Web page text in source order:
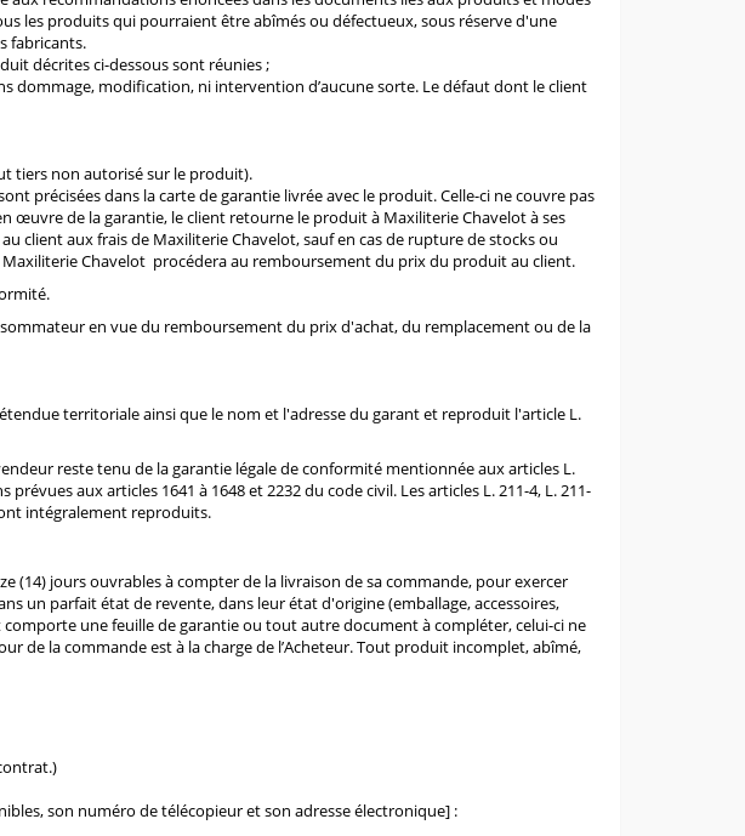
les produits qui pourraient être abîmés ou défectueux, sous réserve d'une
fabricants.
décrites ci-dessous sont réunies ;
dommage, modification, ni intervention d’aucune sorte. Le défaut dont le client
tiers non autorisé sur le produit).
précisées dans la carte de garantie livrée avec le produit. Celle-ci ne couvre pas
œuvre de la garantie, le client retourne le produit à Maxiliterie Chavelot à ses
client aux frais de Maxiliterie Chavelot, sauf en cas de rupture de stocks ou
Chavelot procédera au remboursement du prix du produit au client.
en vue du remboursement du prix d'achat, du remplacement ou de la
territoriale ainsi que le nom et l'adresse du garant et reproduit l'article L.
reste tenu de la garantie légale de conformité mentionnée auxarticles L.
prévues auxarticles 1641 à 1648et2232du code civil. Lesarticles L. 211-4, L. 211-
intégralement reproduits.
(14) jours ouvrables à compter de la livraison de sa commande, pour exercer
un parfait état de revente, dans leur état d'origine (emballage, accessoires,
une feuille de garantie ou tout autre document à compléter, celui-ci ne
de la commande est à la charge de l’Acheteur. Tout produit incomplet, abîmé,
son numéro de télécopieur et son adresse électronique] :